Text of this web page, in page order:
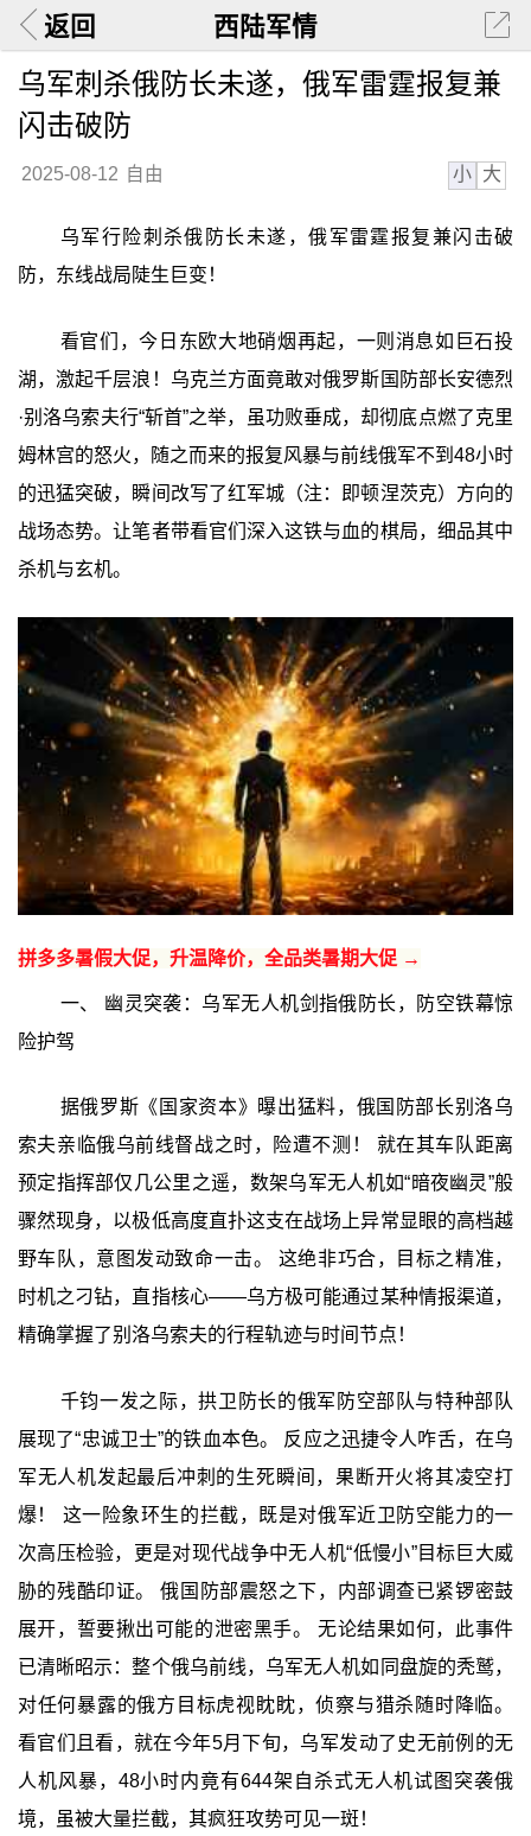
返回 西陆军情
乌军刺杀俄防长未遂，俄军雷霆报复兼
闪击破防
2025-08-12 自由 小 大
乌军行险刺杀俄防长未遂，俄军雷霆报复兼闪击破
防，东线战局陡生巨变！
看官们，今日东欧大地硝烟再起，一则消息如巨石投
湖，激起千层浪！乌克兰方面竟敢对俄罗斯国防部长安德烈
·别洛乌索夫行“斩首”之举，虽功败垂成，却彻底点燃了克里
姆林宫的怒火，随之而来的报复风暴与前线俄军不到48小时
的迅猛突破，瞬间改写了红军城（注：即顿涅茨克）方向的
战场态势。让笔者带看官们深入这铁与血的棋局，细品其中
杀机与玄机。
拼多多暑假大促，升温降价，全品类暑期大促 →
一、 幽灵突袭：乌军无人机剑指俄防长，防空铁幕惊
险护驾
据俄罗斯《国家资本》曝出猛料，俄国防部长别洛乌
索夫亲临俄乌前线督战之时，险遭不测！ 就在其车队距离
预定指挥部仅几公里之遥，数架乌军无人机如“暗夜幽灵”般
骤然现身，以极低高度直扑这支在战场上异常显眼的高档越
野车队，意图发动致命一击。 这绝非巧合，目标之精准，
时机之刁钻，直指核心——乌方极可能通过某种情报渠道，
精确掌握了别洛乌索夫的行程轨迹与时间节点！
千钧一发之际，拱卫防长的俄军防空部队与特种部队
展现了“忠诚卫士”的铁血本色。 反应之迅捷令人咋舌，在乌
军无人机发起最后冲刺的生死瞬间，果断开火将其凌空打
爆！ 这一险象环生的拦截，既是对俄军近卫防空能力的一
次高压检验，更是对现代战争中无人机“低慢小”目标巨大威
胁的残酷印证。 俄国防部震怒之下，内部调查已紧锣密鼓
展开，誓要揪出可能的泄密黑手。 无论结果如何，此事件
已清晰昭示：整个俄乌前线，乌军无人机如同盘旋的秃鹫，
对任何暴露的俄方目标虎视眈眈，侦察与猎杀随时降临。
看官们且看，就在今年5月下旬，乌军发动了史无前例的无
人机风暴，48小时内竟有644架自杀式无人机试图突袭俄
境，虽被大量拦截，其疯狂攻势可见一斑！